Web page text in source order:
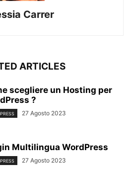
Carrer
ARTICLES
scegliere un Hosting per
?
27 Agosto 2023
Multilingua WordPress
27 Agosto 2023